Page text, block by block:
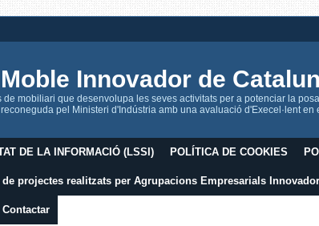
Innovador de
mobiliari que desenvolupa les seves activitats per a potenciar la
pel Ministeri d'Indústria amb una avaluació d'Execel·lent en
DE LA INFORMACIÓ (LSSI) POLÍTICA DE COOKIES
de projectes realitzats per Agrupacions Empresarials
Contactar